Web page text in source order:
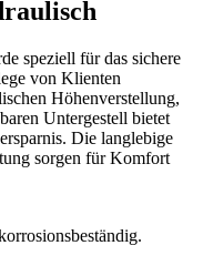
speziell für das sichere
von Klienten
Höhenverstellung,
Untergestell bietet
Die langlebige
sorgen für Komfort